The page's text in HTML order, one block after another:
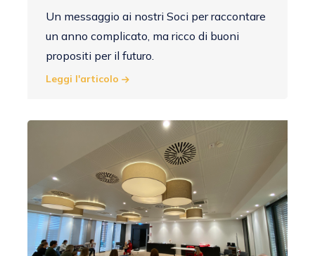
Un messaggio ai nostri Soci per raccontare
un anno complicato, ma ricco di buoni
propositi per il futuro.
Leggi l'articolo